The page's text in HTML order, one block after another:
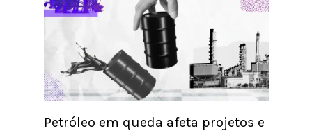
Petróleo em queda afeta projetos e